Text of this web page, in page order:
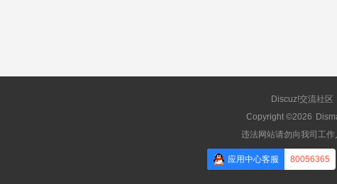
Discuz!交流社区
Copyright ©2026
违法网站请勿向我司工
应用中心客服 80056365